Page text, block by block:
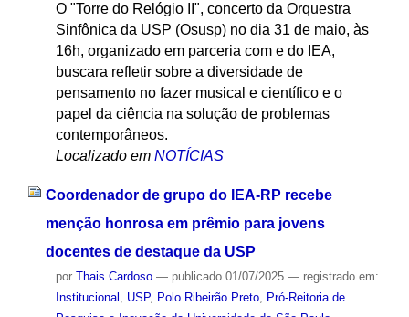
O "Torre do Relógio II", concerto da Orquestra
Sinfônica da USP (Osusp) no dia 31 de maio, às
16h, organizado em parceria com e do IEA,
buscara refletir sobre a diversidade de
pensamento no fazer musical e científico e o
papel da ciência na solução de problemas
contemporâneos.
Localizado em NOTÍCIAS
Coordenador de grupo do IEA-RP recebe
menção honrosa em prêmio para jovens
docentes de destaque da USP
por Thais Cardoso — publicado01/07/2025 — registrado em:
Institucional
USP, Polo Ribeirão Preto,
Pró-Reitoria de